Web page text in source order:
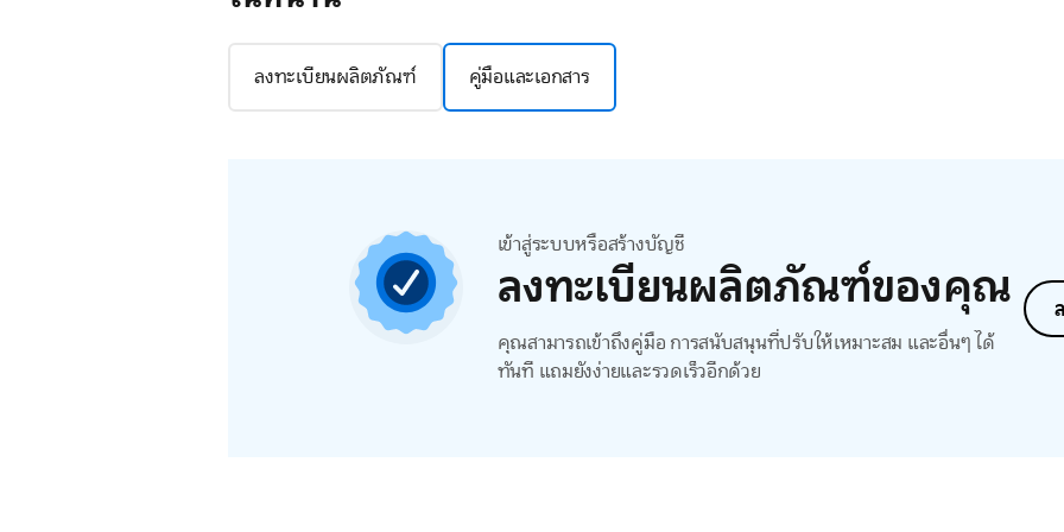
ลงทะเบียนผลิตภัณฑ์ คู่มือและเอกสาร
เข้าสู่ระบบหรือสร้างบัญชี
ลงทะเบียนผลิตภัณฑ์ของคุณ
คุณสามารถเข้าถึงคู่มือ การสนับสนุนที่ปรับให้เหมาะสม และอื่นๆ ได้
ทันที แถมยังง่ายและรวดเร็วอีกด้วย